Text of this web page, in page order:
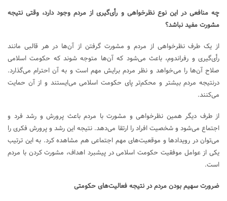
چه منافعی در این نوع نظرخواهی و رأی‌گیری از مردم وجود دارد، وقتی نتیجه
مشورت مفید نباشد؟
از یک طرف نظرخواهی از مردم و مشورت گرفتن از آن‌ها در هر قالبی مانند
رأی‌گیری و رفراندوم، باعث می‌شود که آن‌ها متوجه شوند که حکومت اسلامی
صلاح آن‌ها را می‌خواهد و نظر مردم برایش مهم است و به آن احترام می‌گذارد.
درنتیجه مردم بیشتر و محکم‌تر پای حکومت اسلامی می‌ایستند و از آن حمایت
می‌کنند.
از طرف دیگر همین نظرخواهی و مشورت با مردم باعث پرورش و رشد فرد و
اجتماع می‌شود و شخصیت افراد را ارتقا می‌دهد. نتیجه این رشد و پرورش فکری را
می‌توان در رویدادها و موقعیت‌های مهم اجتماعی هم مشاهده کرد. به این ترتیب
یکی از عوامل موفقیت حکومت اسلامی در پیشبرد اهداف، مشورت کردن با مردم
است.
ضرورت سهیم بودن مردم در نتیجه فعالیت‌های حکومتی